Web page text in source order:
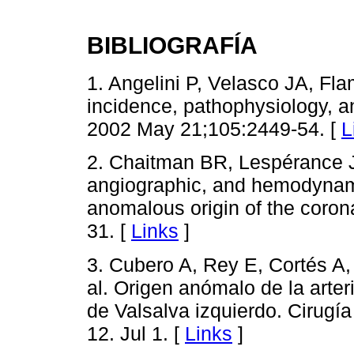
BIBLIOGRAFÍA
1. Angelini P, Velasco JA,
incidence, pathophysiology,
2002 May 21;105:2449-54. [
2. Chaitman BR,
angiographic, and
anomalous origin of the
31. [ Links ]
3. Cubero A, Rey E, Cortés
al. Origen anómalo de la
de Valsalva izquierdo.
12. Jul 1. [ Links ]